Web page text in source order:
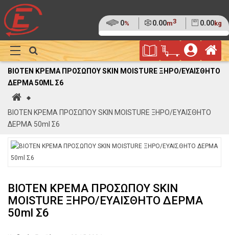
Ποσοστό
της
παλέτας
0% Όγκος
0.00m3 Βάρος
0.00kg
(0%)
Φυλλάδιο
Προσφορών
Καλάθι
Αγορών
Show
Megamenu
BIOTEN ΚΡΕΜΑ ΠΡΟΣΩΠΟΥ SKIN MOISTURE ΞΗΡΟ/ΕΥΑΙΣΘΗΤΟ
ΔΕΡΜΑ 50ML Σ6
Αρχική
BIOTEN ΚΡΕΜΑ ΠΡΟΣΩΠΟΥ SKIN MOISTURE ΞΗΡΟ/ΕΥΑΙΣΘΗΤΟ
ΔΕΡΜΑ 50ml Σ6
BIOTEN ΚΡΕΜΑ ΠΡΟΣΩΠΟΥ SKIN
MOISTURE ΞΗΡΟ/ΕΥΑΙΣΘΗΤΟ ΔΕΡΜΑ
50ml Σ6